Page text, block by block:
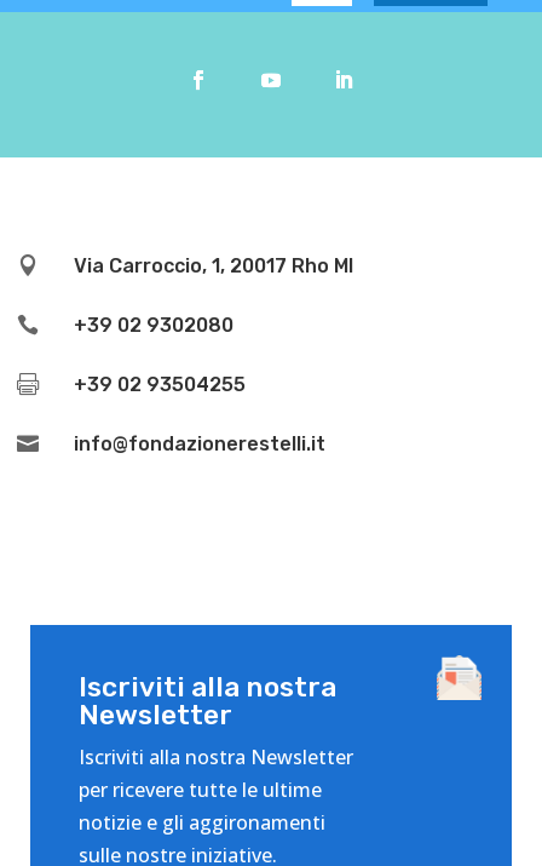
 Via Carroccio, 1, 20017 Rho MI
 +39 02 9302080
 +39 02 93504255
 info@fondazionerestelli.it
Iscriviti alla nostra
Newsletter
Iscriviti alla nostra Newsletter
per ricevere tutte le ultime
notizie e gli aggironamenti
sulle nostre iniziative.